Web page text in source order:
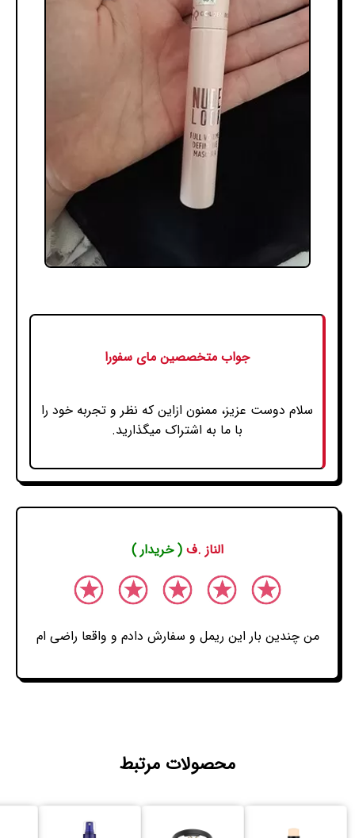
جواب متخصصین مای سفورا
سلام دوست عزیز، ممنون ازاین که نظر و تجربه خود را
با ما به اشتراک میگذارید.
الناز .ف ( خریدار )
من چندین بار این ریمل و سفارش دادم و واقعا راضی ام
محصولات مرتبط